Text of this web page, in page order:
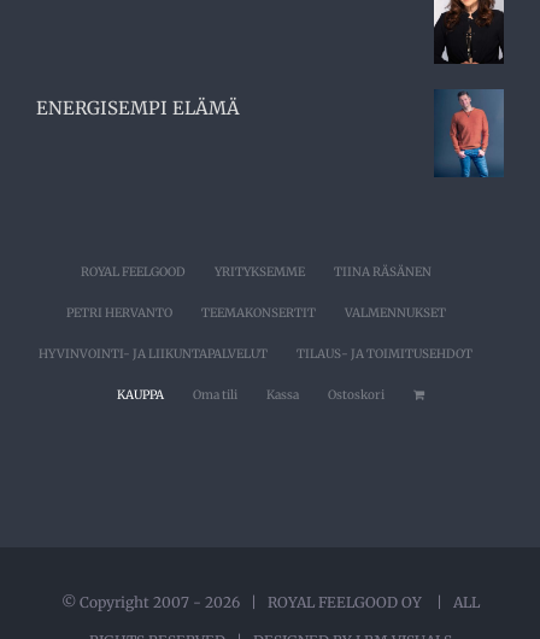
ENERGISEMPI ELÄMÄ
ROYAL FEELGOOD YRITYKSEMME TIINA RÄSÄNEN
PETRI HERVANTO TEEMAKONSERTIT VALMENNUKSET
HYVINVOINTI- JA LIIKUNTAPALVELUT TILAUS- JA TOIMITUSEHDOT
KAUPPA Oma tili Kassa Ostoskori
© Copyright 2007 - 2026 | ROYAL FEELGOOD OY | ALL